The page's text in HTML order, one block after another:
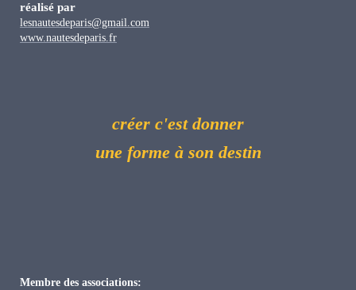
réalisé par
lesnautesdeparis@gmail.com
www.nautesdeparis.fr
créer c'est donner
une forme à son destin
Membre des associations: